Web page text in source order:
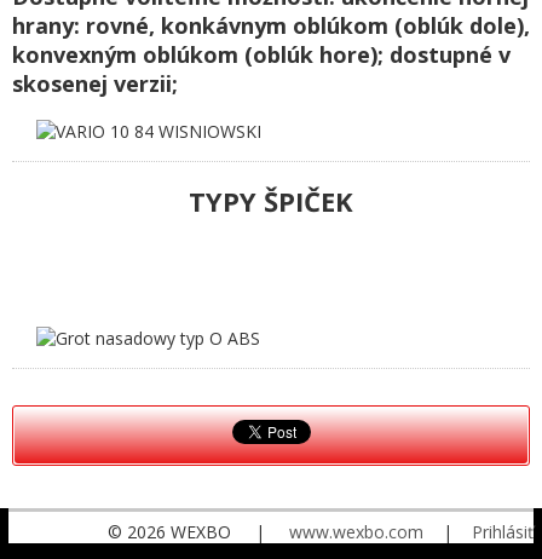
hrany: rovné, konkávnym oblúkom (oblúk dole),
konvexným oblúkom (oblúk hore); dostupné v
skosenej verzii;
TYPY ŠPIČEK
© 2026 WEXBO | www.wexbo.com | Prihlásiť